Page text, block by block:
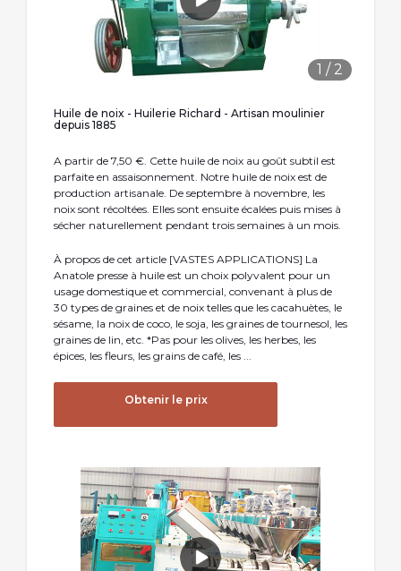
1 / 2
Huile de noix - Huilerie Richard - Artisan moulinier
depuis 1885
A partir de 7,50 €. Cette huile de noix au goût subtil est
parfaite en assaisonnement. Notre huile de noix est de
production artisanale. De septembre à novembre, les
noix sont récoltées. Elles sont ensuite écalées puis mises à
sécher naturellement pendant trois semaines à un mois.
À propos de cet article [VASTES APPLICATIONS] La
Anatole presse à huile est un choix polyvalent pour un
usage domestique et commercial, convenant à plus de
30 types de graines et de noix telles que les cacahuètes, le
sésame, la noix de coco, le soja, les graines de tournesol, les
graines de lin, etc. *Pas pour les olives, les herbes, les
épices, les fleurs, les grains de café, les ...
Obtenir le prix